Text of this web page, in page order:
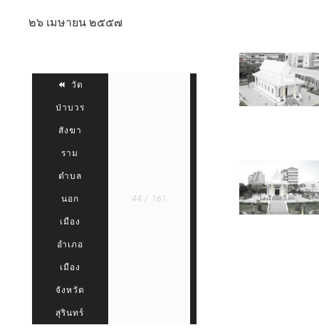
๒๖ เมษายน ๒๕๕๗
วัด
ป่าบวร
สังฆา
ราม
ตำบล
นอก
เมือง
อำเภอ
เมือง
จังหวัด
สุรินทร์
44 / 161
แม่ลาน้อย
อำเภอ